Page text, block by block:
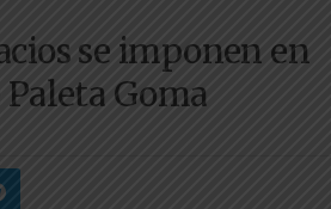
se imponen en
Goma